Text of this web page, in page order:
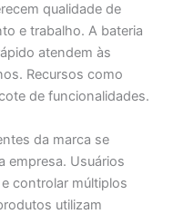
qualidade de
e trabalho. A bateria
atendem às
Recursos como
de funcionalidades.
da marca se
empresa. Usuários
controlar múltiplos
utilizam